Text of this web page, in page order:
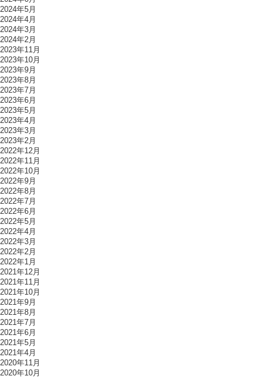
2024年5月
2024年4月
2024年3月
2024年2月
2023年11月
2023年10月
2023年9月
2023年8月
2023年7月
2023年6月
2023年5月
2023年4月
2023年3月
2023年2月
2022年12月
2022年11月
2022年10月
2022年9月
2022年8月
2022年7月
2022年6月
2022年5月
2022年4月
2022年3月
2022年2月
2022年1月
2021年12月
2021年11月
2021年10月
2021年9月
2021年8月
2021年7月
2021年6月
2021年5月
2021年4月
2020年11月
2020年10月